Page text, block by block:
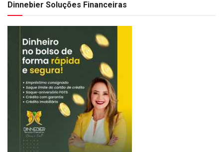
Dinnebier Soluções Financeiras